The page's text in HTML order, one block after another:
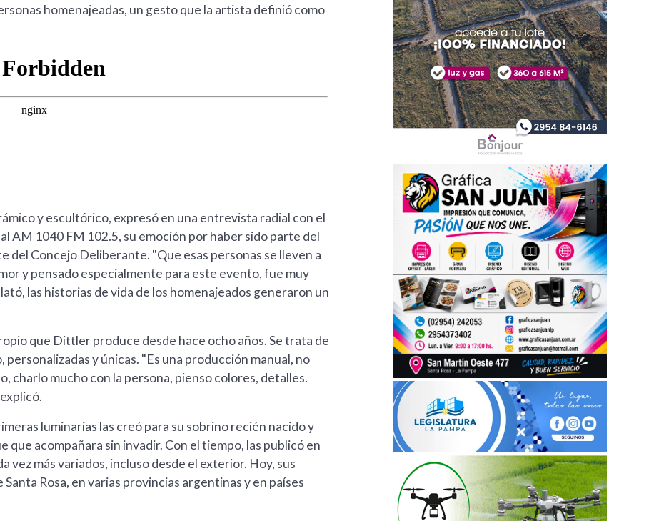
homenajeadas, un gesto que la artista definió como
y escultórico, expresó en una entrevista radial con el
AM 1040 FM 102.5, su emoción por haber sido parte del
Concejo Deliberante. "Que esas personas se lleven a
y pensado especialmente para este evento, fue muy
las historias de vida de los homenajeados generaron un
que Dittler produce desde hace ocho años. Se trata de
y únicas. "Es una producción manual, no
charlo mucho con la persona, pienso colores, detalles.
luminarias las creó para su sobrino recién nacido y
que acompañara sin invadir. Con el tiempo, las publicó en
vez más variados, incluso desde el exterior. Hoy, sus
Rosa, en varias provincias argentinas y en países